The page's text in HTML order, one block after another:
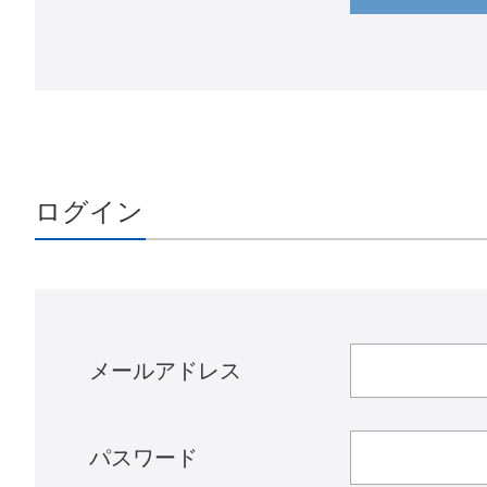
の停止または消
ログイン
メールアドレス
パスワード